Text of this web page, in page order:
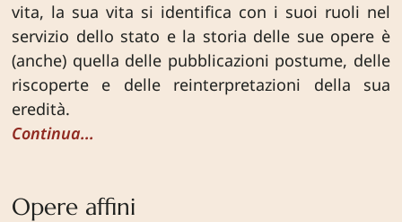
vita, la sua vita si identifica con i suoi ruoli nel
servizio dello stato e la storia delle sue opere è
(anche) quella delle pubblicazioni postume, delle
riscoperte e delle reinterpretazioni della sua
eredità.
Continua...
Opere affini